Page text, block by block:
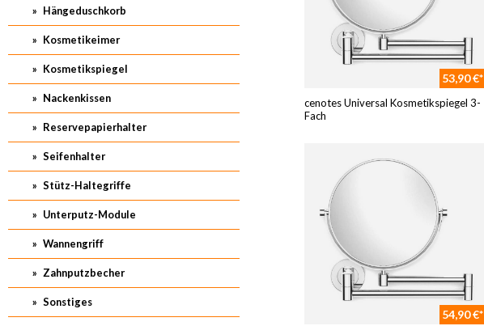
Hängeduschkorb
Kosmetikeimer
Kosmetikspiegel
Nackenkissen
Reservepapierhalter
Seifenhalter
Stütz-Haltegriffe
Unterputz-Module
Wannengriff
Zahnputzbecher
Sonstiges
53,90 €*
cenotes Universal Kosmetikspiegel 3-
Fach
54,90 €*